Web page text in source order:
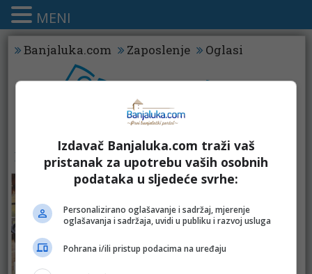
Banjaluka.com Zaposlenje Oglasi
KATALOZI - TEGLE
MENI
Izdavač Banjaluka.com traži vaš
pristanak za upotrebu vaših osobnih
podataka u sljedeće svrhe:
Personalizirano oglašavanje i sadržaj, mjerenje
oglašavanja i sadržaja, uvidi u publiku i razvoj usluga
Pohrana i/ili pristup podacima na uređaju